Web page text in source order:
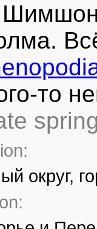
то
округ,